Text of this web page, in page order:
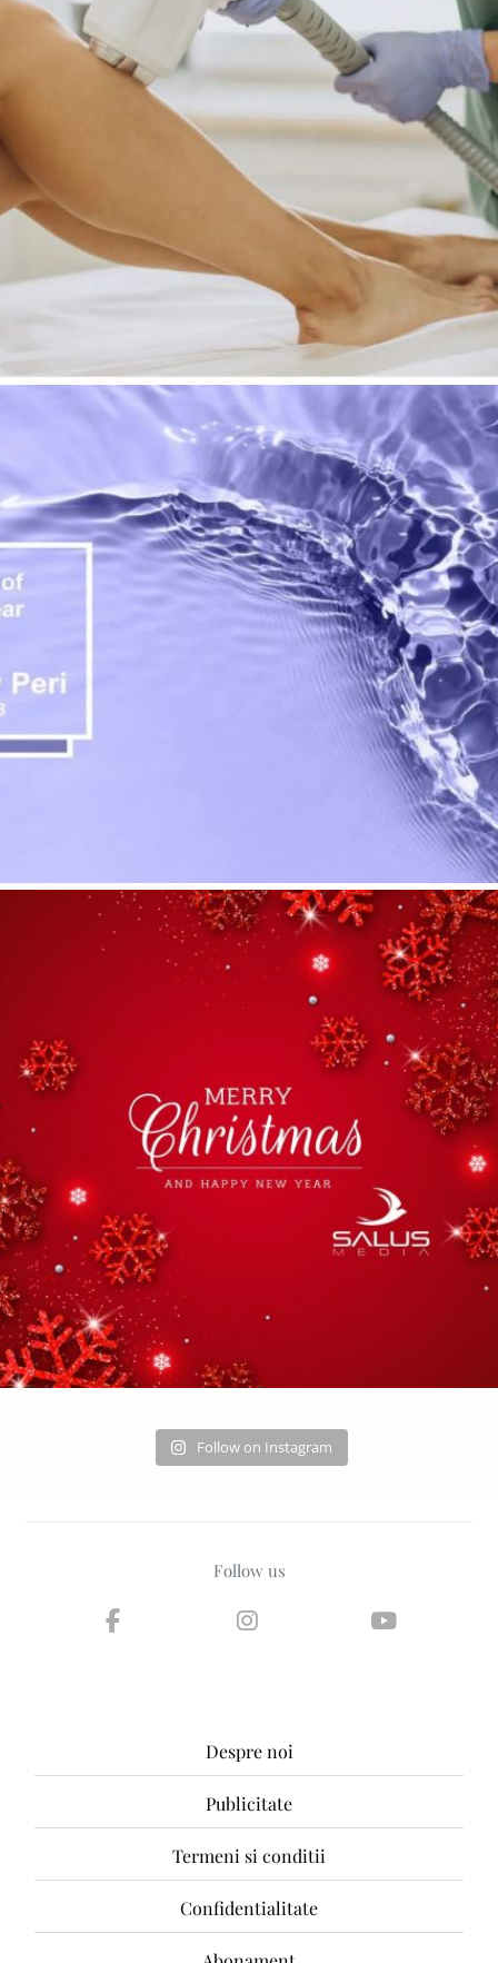
Follow on Instagram
Follow us
Despre noi
Publicitate
Termeni si conditii
Confidentialitate